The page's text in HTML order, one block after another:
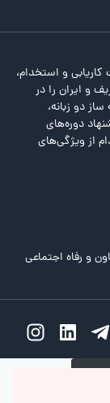
و استخدام،
و ایران را در
دو زبانه،
دوره‌های
از ویژگی‌های
و رفاه اجتماعی